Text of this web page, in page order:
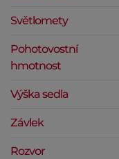
Světlomety
Pohotovostní
hmotnost
Výška sedla
Závlek
Rozvor